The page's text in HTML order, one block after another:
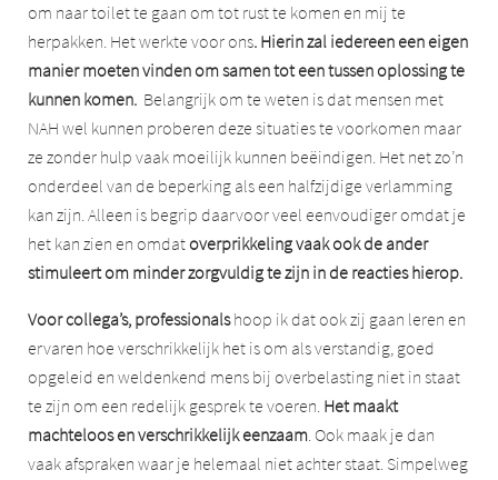
om naar toilet te gaan om tot rust te komen en mij te
herpakken. Het werkte voor ons. Hierin zal iedereen een eigen
manier moeten vinden om samen tot een tussen oplossing te
kunnen komen. Belangrijk om te weten is dat mensen met
NAH wel kunnen proberen deze situaties te voorkomen maar
ze zonder hulp vaak moeilijk kunnen beëindigen. Het net zo’n
onderdeel van de beperking als een halfzijdige verlamming
kan zijn. Alleen is begrip daarvoor veel eenvoudiger omdat je
het kan zien en omdatoverprikkeling vaak ook de ander
stimuleert om minder zorgvuldig te zijn in de reacties hierop.
Voor collega’s, professionalshoop ik dat ook zij gaan leren en
ervaren hoe verschrikkelijk het is om als verstandig, goed
opgeleid en weldenkend mens bij overbelasting niet in staat
te zijn om een redelijk gesprek te voeren. Het maakt
machteloos en verschrikkelijk eenzaam. Ook maak je dan
vaak afspraken waar je helemaal niet achter staat. Simpelweg